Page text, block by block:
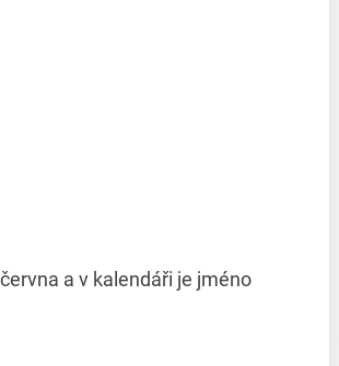
a v kalendáři je jméno